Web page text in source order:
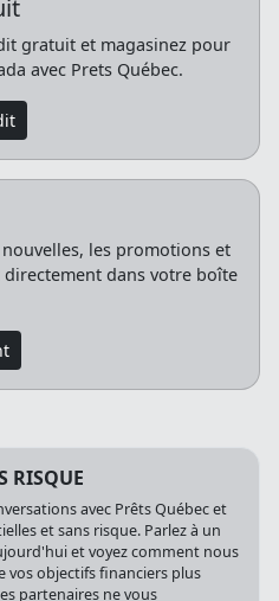
gratuit et magasinez pour
avec Prets Québec.
les promotions et
directement dans votre boîte
RISQUE
avec Prêts Québec et
et sans risque. Parlez à un
et voyez comment nous
vos objectifs financiers plus
partenaires ne vous